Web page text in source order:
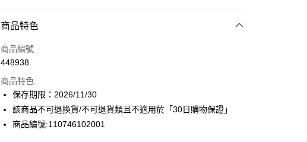
付款方式
信用卡
AlipayHK
PayMe
商品特色
商品編號
448938
商品特色
保存期限：2026/11/30
該商品不可退換貨/不可退貨類且不適用於「30日購物保證」
商品編號:110746102001